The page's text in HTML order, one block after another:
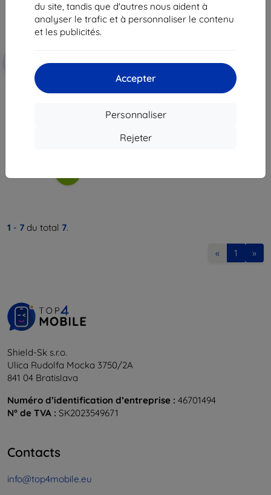
du site, tandis que d'autres nous aident à
analyser le trafic et à personnaliser le contenu
et les publicités.
Accepter
Personnaliser
Rejeter
avec
coupon
EXTRA10
Wilma Stop Plastic Seahorse
1 - 7 du total 7.
« 1 »
Shield-Sk s.r.o.
Ulica Rudolfa Mocka 3750/2A
841 04 Bratislava
Numéro d’identification d’entreprise : 46701494
N° de TVA : SK2023549671
Contacts
info@top4mobile.eu